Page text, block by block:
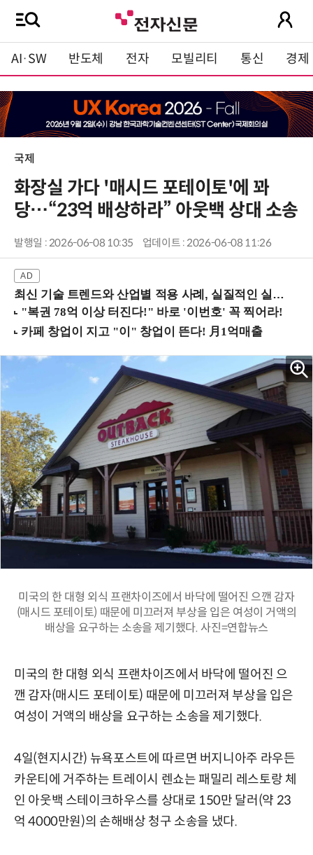
AI·SW 반도체 전자 모빌리티 통신 경제
국제
화장실 가다 '매시드 포테이토'에 꽈
당…“23억 배상하라” 아웃백 상대 소송
발행일 : 2026-06-08 10:35 업데이트 : 2026-06-08 11:26
최신 기술 트렌드와 산업별 적용 사례, 실질적인 실행 전략을 공유 (9/18 양재역)
미국의 한 대형 외식 프랜차이즈에서 바닥에 떨어진 으깬 감자
(매시드 포테이토) 때문에 미끄러져 부상을 입은 여성이 거액의
배상을 요구하는 소송을 제기했다. 사진=연합뉴스
미국의 한 대형 외식 프랜차이즈에서 바닥에 떨어진 으
깬 감자(매시드 포테이토) 때문에 미끄러져 부상을 입은
여성이 거액의 배상을 요구하는 소송을 제기했다.
4일(현지시간) 뉴욕포스트에 따르면 버지니아주 라우든
카운티에 거주하는 트레이시 렌쇼는 패밀리 레스토랑 체
인 아웃백 스테이크하우스를 상대로 150만 달러(약 23
억 4000만원)의 손해배상 청구 소송을 냈다.